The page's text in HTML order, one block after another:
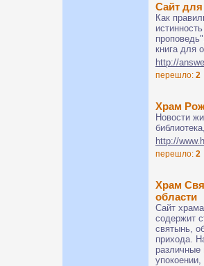
Сайт
Как
книга для
http://
перешло: 2
Храм
Новости
http://
перешло: 2
Храм
области
Сайт
содержит
святынь,
прихода.
различные